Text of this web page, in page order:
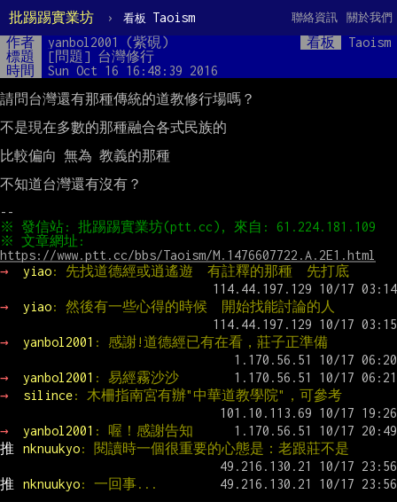
批踢踢實業坊 › 看板 Taoism 關於我們
聯絡資訊
作者 yanbol2001 (紫硯) 看板
Taoism
標題
[問題] 台灣修行
時間
Sun Oct 16 16:48:39 2016
請問台灣還有那種傳統的道教修行場嗎？
不是現在多數的那種融合各式民族的
比較偏向 無為 教義的那種
不知道台灣還有沒有？
https://www.ptt.cc/bbs/Taoism/M.1476607722.A.2E1.html
→
yiao: 先找道德經或逍遙遊  有註釋的那種  先打底
→ yiao: 然後有一些心得的時候  開始找能討論的人
→ yanbol2001 : 感謝!道德經已有在看，莊子正準備
→ yanbol2001 : 易經霧沙沙
→
silince: 木柵指南宮有辦"中華道教學院"，可參考
→ yanbol2001 : 喔！感謝告知
推
nknuukyo: 閱讀時一個很重要的心態是：老跟莊不是
推 nknuukyo: 一回事...